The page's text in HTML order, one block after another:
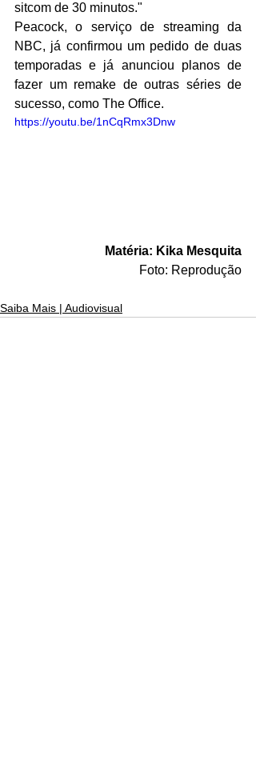
sitcom de 30 minutos."
Peacock, o serviço de streaming da
NBC, já confirmou um pedido de duas
temporadas e já anunciou planos de
fazer um remake de outras séries de
sucesso, como The Office.
https://youtu.be/1nCqRmx3Dnw
Matéria: Kika Mesquita
Foto: Reprodução
Saiba Mais | Audiovisual